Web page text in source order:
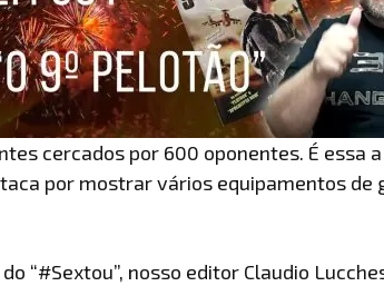
cercados por 600 oponentes. É essa
por mostrar vários equipamentos de
“#Sextou”, nosso editor Claudio